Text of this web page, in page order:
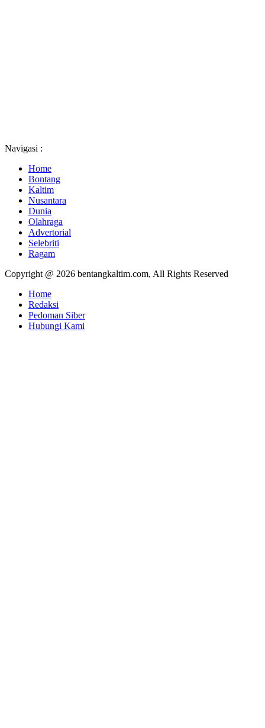
Navigasi :
Home
Bontang
Kaltim
Nusantara
Dunia
Olahraga
Advertorial
Selebriti
Ragam
Copyright @ 2026 bentangkaltim.com, All Rights Reserved
Home
Redaksi
Pedoman Siber
Hubungi Kami